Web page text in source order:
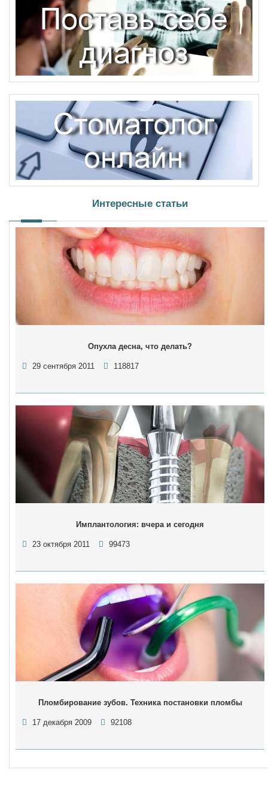
Интересные статьи
Опухла десна, что делать?
29 сентября 2011 118817
Имплантология: вчера и сегодня
23 октября 2011 99473
Пломбирование зубов. Техника постановки пломбы
17 декабря 2009 92108